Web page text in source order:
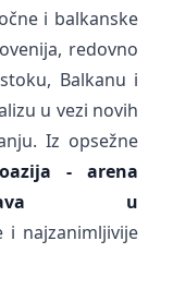
i balkanske
redovno
Balkanu i
u vezi novih
Iz opsežne
- arena
u
i najzanimljivije